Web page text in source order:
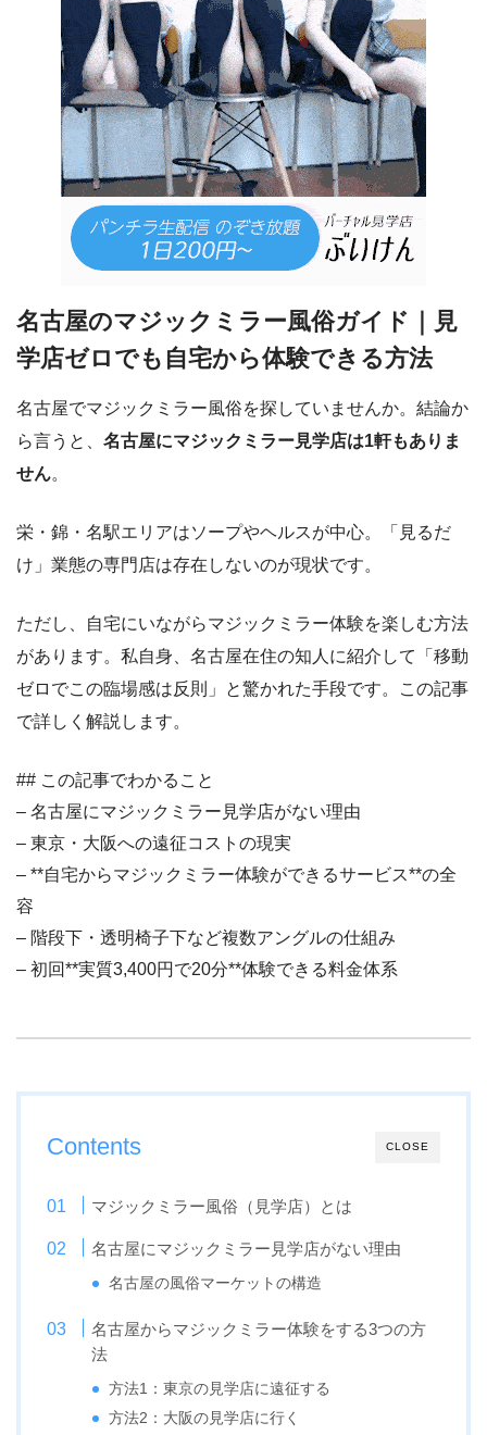
名古屋のマジックミラー風俗ガイド｜見
学店ゼロでも自宅から体験できる方法
名古屋でマジックミラー風俗を探していませんか。結論か
ら言うと、 名古屋にマジックミラー見学店は1軒もありま
せん。
栄・錦・名駅エリアはソープやヘルスが中心。「見るだ
け」業態の専門店は存在しないのが現状です。
ただし、自宅にいながらマジックミラー体験を楽しむ方法
があります。私自身、名古屋在住の知人に紹介して「移動
ゼロでこの臨場感は反則」と驚かれた手段です。この記事
で詳しく解説します。
## この記事でわかること
– 名古屋にマジックミラー見学店がない理由
– 東京・大阪への遠征コストの現実
– **自宅からマジックミラー体験ができるサービス**の全
容
– 階段下・透明椅子下など複数アングルの仕組み
– 初回**実質3,400円で20分**体験できる料金体系
CLOSE
Contents
マジックミラー風俗（見学店）とは
名古屋にマジックミラー見学店がない理由
名古屋の風俗マーケットの構造
名古屋からマジックミラー体験をする3つの方
法
方法1：東京の見学店に遠征する
方法2：大阪の見学店に行く